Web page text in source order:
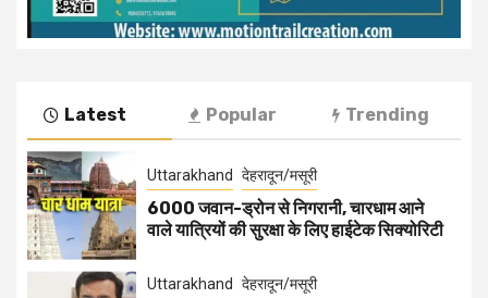
Latest Popular Trending
Uttarakhand देहरादून/मसूरी
6000 जवान-ड्रोन से निगरानी, चारधाम आने
वाले यात्रियों की सुरक्षा के लिए हाईटेक सिक्योरिटी
Uttarakhand देहरादून/मसूरी